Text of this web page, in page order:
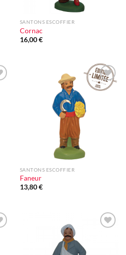
SANTONS ESCOFFIER
Cornac
16,00€
Ajouter
SANTONS ESCOFFIER
Faneur
13,80€